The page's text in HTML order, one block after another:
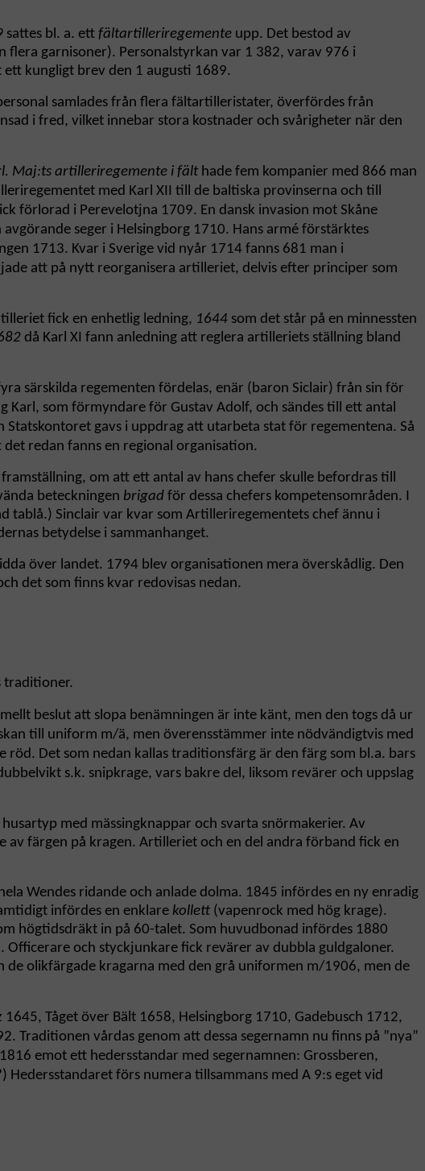
sattes bl. a. ett fältartilleriregemente upp. Det bestod av
garnisoner). Personalstyrkan var 1 382, varav 976 i
kungligt brev den 1 augusti 1689.
samlades från flera fältartilleristater, överfördes från
i fred, vilket innebar stora kostnader och svårigheter när den
Maj:ts artilleriregemente i fälthade fem kompanier med 866 man
med Karl XII till de baltiska provinserna och till
förlorad i Perevelotjna 1709. En dansk invasion mot Skåne
seger i Helsingborg 1710. Hans armé förstärktes
1713. Kvar i Sverige vid nyår 1714 fanns 681 man i
att på nytt reorganisera artilleriet, delvis efter principer som
fick en enhetlig ledning, 1644 som det står på en minnessten
då Karl XI fann anledning att reglera artilleriets ställning bland
särskilda regementen fördelas, enär (baron Siclair) från sin för
Karl, som förmyndare för Gustav Adolf, och sändes till ett antal
Statskontoret gavs i uppdrag att utarbeta stat för regementena. Så
redan fanns en regional organisation.
om att ett antal av hans chefer skulle befordras till
beteckningen brigad för dessa chefers kompetensområden. I
tablå.) Sinclair var kvar som Artilleriregementets chef ännu i
betydelse i sammanhanget.
över landet. 1794 blev organisationen mera överskådlig. Den
det som finns kvar redovisas nedan.
traditioner.
beslut att slopa benämningen är inte känt, men den togs då ur
till uniform m/ä, men överensstämmer inte nödvändigtvis med
Det som nedan kallas traditionsfärg är den färg som bl.a. bars
s.k. snipkrage, vars bakre del, liksom revärer och uppslag
husartyp med mässingknappar och svarta snörmakerier. Av
av färgen på kragen. Artilleriet och en del andra förband fick en
Wendes ridande och anlade dolma. 1845 infördes en ny enradig
infördes en enklare kollett (vapenrock med hög krage).
högtidsdräkt in på 60-talet. Som huvudbonad infördes 1880
och styckjunkare fick revärer av dubbla guldgaloner.
olikfärgade kragarna med den grå uniformen m/1906, men de
Tåget över Bält 1658, Helsingborg 1710, Gadebusch 1712,
Traditionen vårdas genom att dessa segernamn nu finns på ”nya”
emot ett hedersstandar med segernamnen: Grossberen,
Hedersstandaret förs numera tillsammans med A 9:s eget vid